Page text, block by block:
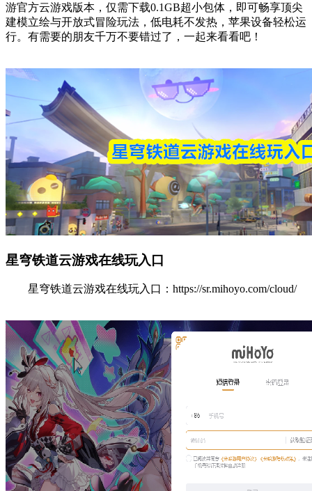
游官方云游戏版本，仅需下载0.1GB超小包体，即可畅享顶尖
建模立绘与开放式冒险玩法，低电耗不发热，苹果设备轻松运
行。有需要的朋友千万不要错过了，一起来看看吧！
星穹铁道云游戏在线玩入口
星穹铁道云游戏在线玩入口：https://sr.mihoyo.com/cloud/